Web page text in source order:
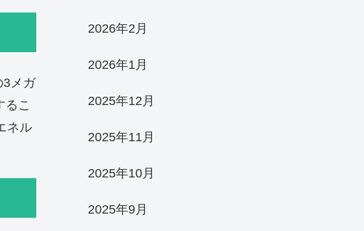
3メガ
るこ
ネル
2026年2月
2026年1月
2025年12月
2025年11月
2025年10月
2025年9月